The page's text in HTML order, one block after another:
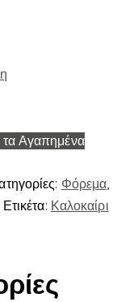
Αγαπημένα
Φόρεμα,
Ετικέτα: Καλοκαίρι